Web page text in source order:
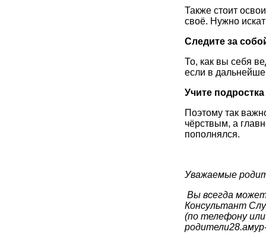
Также стоит
своё. Нужно
Следите за
То, как вы себя
если в
Учите
Поэтому так
чёрствым, а
пополнялся.
Уважаемые
Вы всегда
Консультант
(по телефону